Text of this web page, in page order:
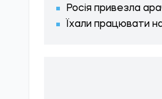
Росія привезла
Їхали працювати